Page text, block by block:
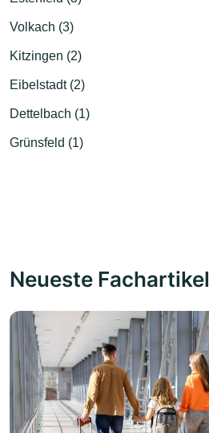
Volkach (3)
Kitzingen (2)
Eibelstadt (2)
Dettelbach (1)
Grünsfeld (1)
Neueste Fachartikel